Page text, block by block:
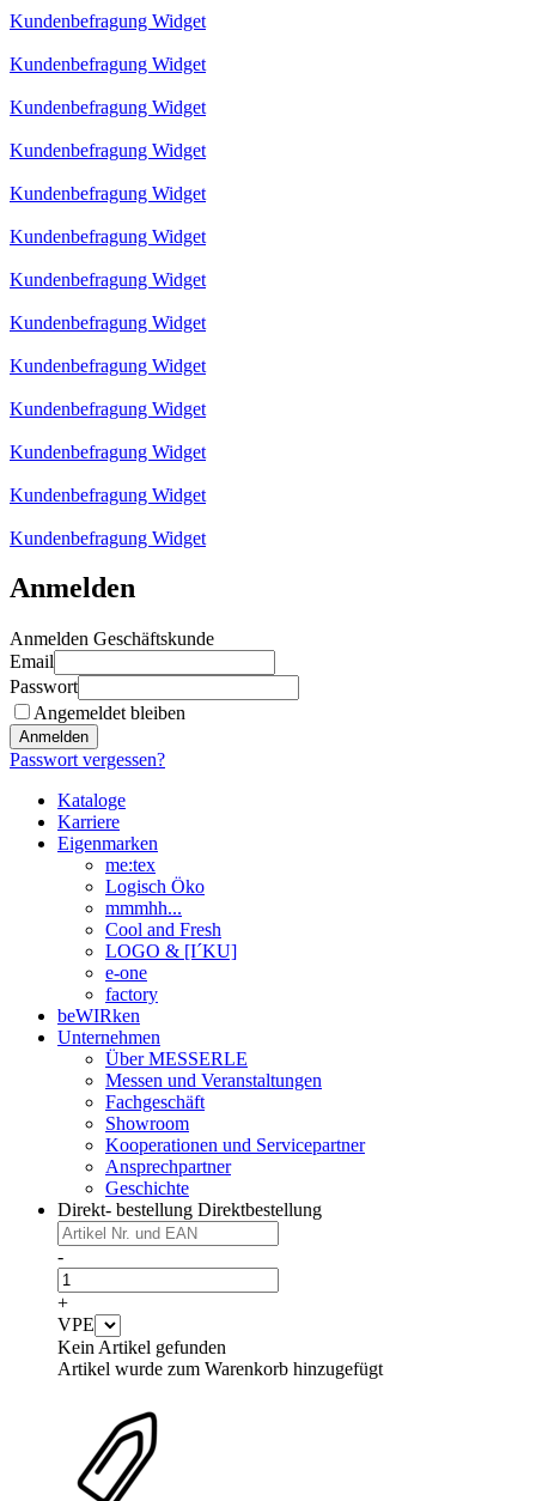
Kundenbefragung Widget
Kundenbefragung Widget
Kundenbefragung Widget
Kundenbefragung Widget
Kundenbefragung Widget
Kundenbefragung Widget
Kundenbefragung Widget
Kundenbefragung Widget
Kundenbefragung Widget
Kundenbefragung Widget
Kundenbefragung Widget
Kundenbefragung Widget
Kundenbefragung Widget
Anmelden
Anmelden Geschäftskunde
Email
Passwort
Angemeldet bleiben
Anmelden
Passwort vergessen?
Kataloge
Karriere
Eigenmarken
me:tex
Logisch Öko
mmmhh...
Cool and Fresh
LOGO & [I´KU]
e-one
factory
beWIRken
Unternehmen
Über MESSERLE
Messen und Veranstaltungen
Fachgeschäft
Showroom
Kooperationen und Servicepartner
Ansprechpartner
Geschichte
Direkt- bestellung Direktbestellung
-
+
VPE
Kein Artikel gefunden
Artikel wurde zum Warenkorb hinzugefügt